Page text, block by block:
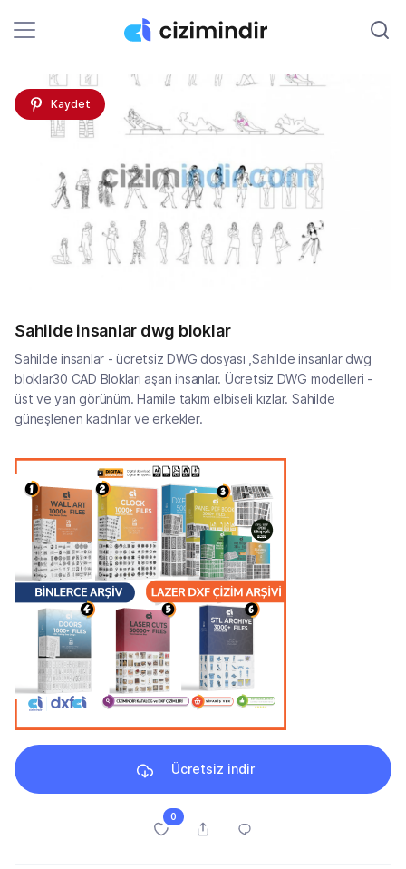
Kaydet
Sahilde insanlar dwg bloklar
Sahilde insanlar - ücretsiz DWG dosyası ,Sahilde insanlar dwg
bloklar30 CAD Blokları aşan insanlar. Ücretsiz DWG modelleri -
üst ve yan görünüm. Hamile takım elbiseli kızlar. Sahilde
güneşlenen kadınlar ve erkekler.
Ücretsiz indir
0